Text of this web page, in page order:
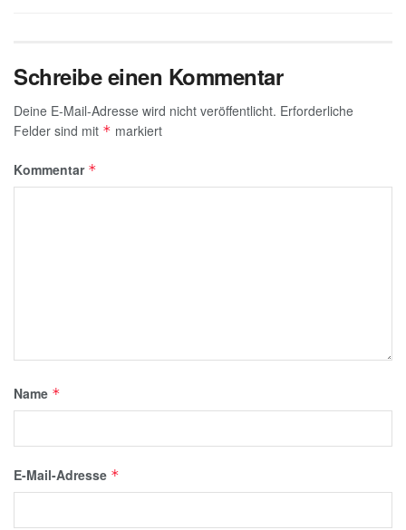
Schreibe einen Kommentar
Deine E-Mail-Adresse wird nicht veröffentlicht. Erforderliche
Felder sind mit * markiert
Kommentar *
Name *
E-Mail-Adresse *